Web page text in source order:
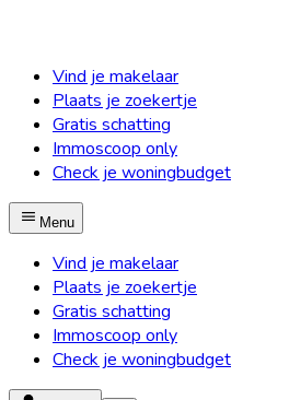
Vind je makelaar
Plaats je zoekertje
Gratis schatting
Immoscoop only
Check je woningbudget
Menu
Vind je makelaar
Plaats je zoekertje
Gratis schatting
Immoscoop only
Check je woningbudget